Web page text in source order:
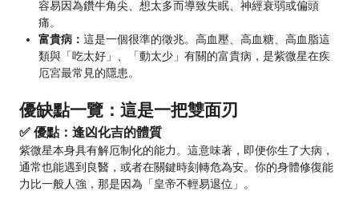
容易因為鑽牛角尖、想太多而導致失眠、神經衰弱或偏頭
痛。
富貴病： 這是一個很準的徵兆。高血壓、高血糖、高血脂這
類與「吃太好」、「動太少」有關的富貴病，是紫微星在疾
厄宮最常見的隱患。
優缺點一覽：這是一把雙面刃
✅ 優點：逢凶化吉的體質
紫微星本身具有解厄制化的能力。這意味著，即便你生了大病，
通常也能遇到良醫，或者在關鍵時刻轉危為安。你的身體修復能
力比一般人強，那是因為「皇帝不輕易退位」。